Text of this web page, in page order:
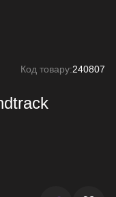
Код товару:240807